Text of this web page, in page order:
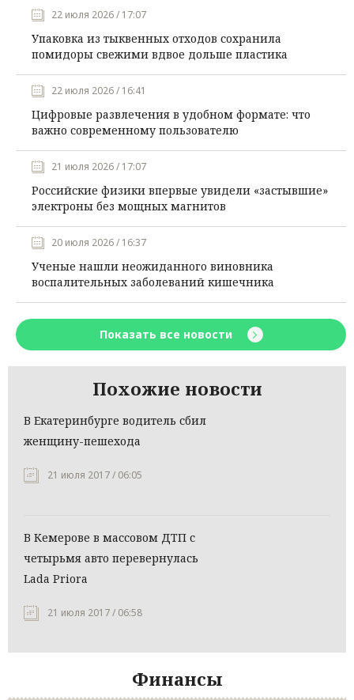
22 июля 2026 / 17:07
Упаковка из тыквенных отходов сохранила
помидоры свежими вдвое дольше пластика
22 июля 2026 / 16:41
Цифровые развлечения в удобном формате: что
важно современному пользователю
21 июля 2026 / 17:07
Российские физики впервые увидели «застывшие»
электроны без мощных магнитов
20 июля 2026 / 16:37
Ученые нашли неожиданного виновника
воспалительных заболеваний кишечника
Показать все новости
Похожие новости
В Екатеринбурге водитель сбил
женщину-пешехода
21 июля 2017 / 06:05
В Кемерове в массовом ДТП с
четырьмя авто перевернулась
Lada Priora
21 июля 2017 / 06:58
Финансы